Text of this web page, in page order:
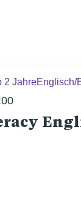
2 JahreEnglisch/